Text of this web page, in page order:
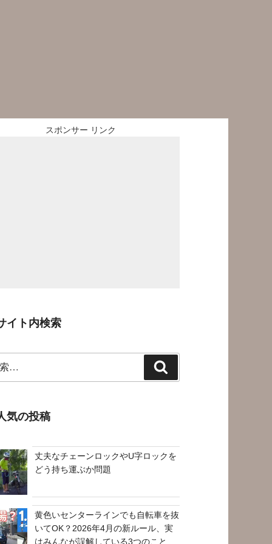
スポンサー リンク
イト内検索
索
気の投稿
丈夫なチェーンロックやU字ロックを
どう持ち運ぶか問題
黄色いセンターラインでも自転車を抜
いてOK？2026年4月の新ルール、実
はみんなが誤解している3つのこと